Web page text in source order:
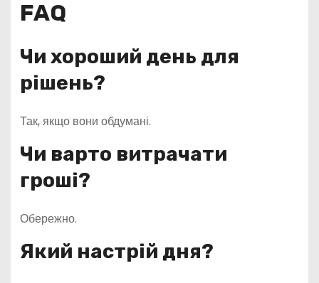
FAQ
Чи хороший день для
рішень?
Так, якщо вони обдумані.
Чи варто витрачати
гроші?
Обережно.
Який настрій дня?